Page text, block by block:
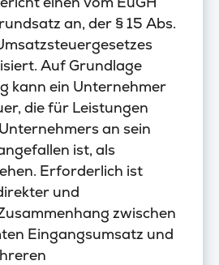
an, der § 15 Abs.
Auf Grundlage
kann ein Unternehmer
die für Leistungen
an sein
ist, als
Erforderlich ist
und
zwischen
Eingangsumsatz und